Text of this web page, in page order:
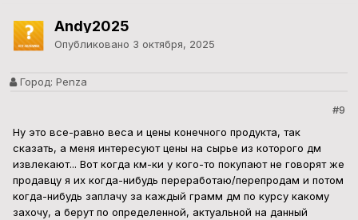
Andy2025
Опубликовано 3 октября, 2025
Город: Penza
#9
Ну это все-равно веса и цены конечного продукта, так
сказать, а меня интересуют цены на сырье из которого дм
извлекают... Вот когда км-ки у кого-то покупают не говорят же
продавцу я их когда-нибудь переработаю/перепродам и потом
когда-нибудь заплачу за каждый грамм дм по курсу какому
захочу, а берут по определенной, актуальной на данный